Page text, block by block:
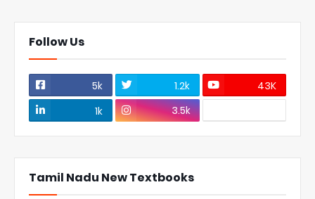
Follow Us
5k 1.2k
43K
1k
3.5k
Tamil Nadu New Textbooks